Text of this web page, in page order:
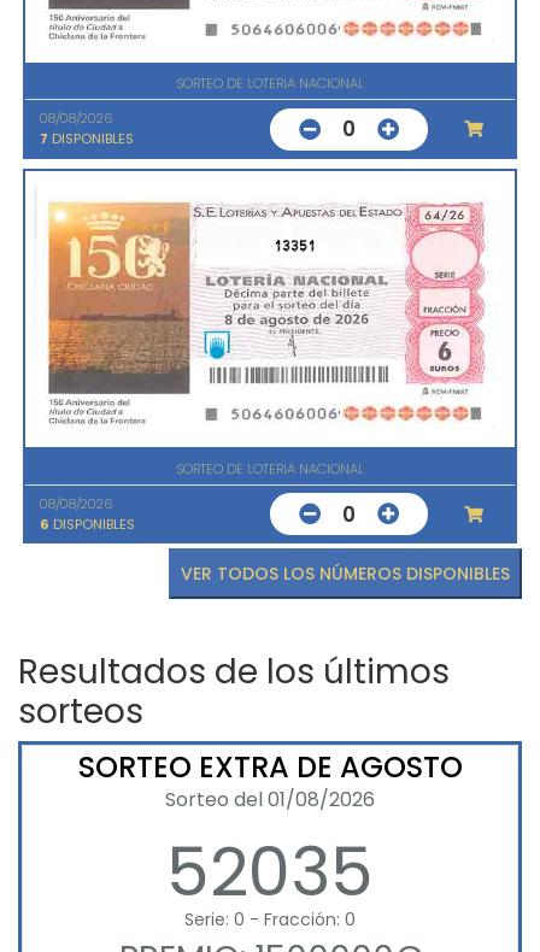
SORTEO DE LOTERIA NACIONAL
08/08/2026
7 DISPONIBLES 0
13351
SORTEO DE LOTERIA NACIONAL
08/08/2026
6 DISPONIBLES 0
VER TODOS LOS NÚMEROS DISPONIBLES
Resultados de los últimos
sorteos
SORTEO EXTRA DE AGOSTO
Sorteo del 01/08/2026
52035
Serie: 0 - Fracción: 0